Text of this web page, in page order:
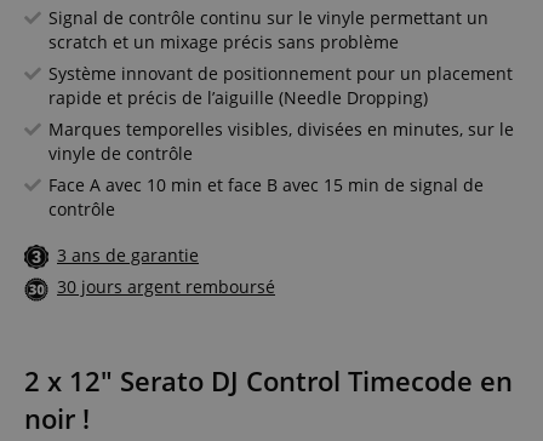
Signal de contrôle continu sur le vinyle permettant un
scratch et un mixage précis sans problème
Système innovant de positionnement pour un placement
rapide et précis de l’aiguille (Needle Dropping)
Marques temporelles visibles, divisées en minutes, sur le
vinyle de contrôle
Face A avec 10 min et face B avec 15 min de signal de
contrôle
3 ans de garantie
30 jours argent remboursé
2 x 12" Serato DJ Control Timecode en
noir !